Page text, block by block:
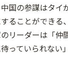
国の参謀はタイ
ることができる
リーダーは「仲
っていられない